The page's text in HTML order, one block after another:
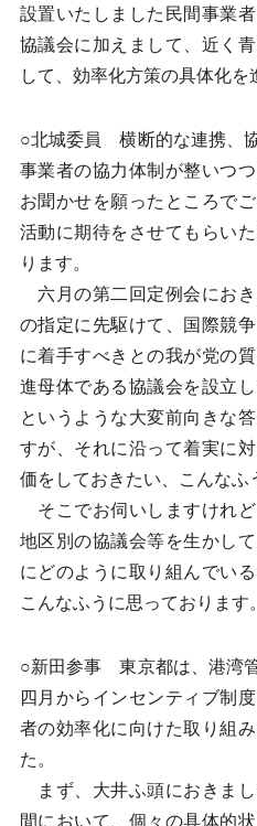
設置いたしました民間事業
協議会に加えまして、近く
して、効率化方策の具体化を
○北城委員 横断的な連携、
事業者の協力体制が整いつ
お聞かせを願ったところで
活動に期待をさせてもらい
ります。
六月の第二回定例会にお
の指定に先駆けて、国際競
に着手すべきとの我が党の
進母体である協議会を設立
というような大変前向きな
すが、それに沿って着実に
価をしておきたい、こんなふ
そこでお伺いしますけれど
地区別の協議会等を生かし
にどのように取り組んでい
こんなふうに思っております。
○新田参事 東京都は、港湾
四月からインセンティブ制
者の効率化に向けた取り組
た。
まず、大井ふ頭におきま
間において、個々の具体的